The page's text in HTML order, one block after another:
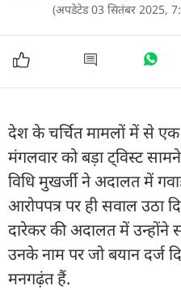
(अपडेटेड 03 सितंबर 2025,
देश के चर्चित मामलों में से एक
मंगलवार को बड़ा ट्विस्ट
विधि मुखर्जी ने अदालत में
आरोपपत्र पर ही सवाल उठा
दारेकर की अदालत में
उनके नाम पर जो बयान दर्ज
मनगढ़ंत हैं.